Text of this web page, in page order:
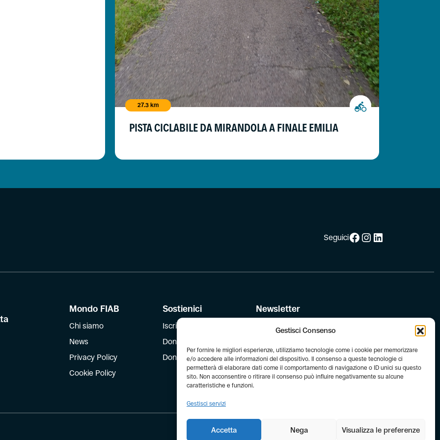
Gestisci Consenso
Per fornire le migliori esperienze, utilizziamo tecnologie come i cookie per memorizzare
e/o accedere alle informazioni del dispositivo. Il consenso a queste tecnologie ci
permetterà di elaborare dati come il comportamento di navigazione o ID unici su questo
sito. Non acconsentire o ritirare il consenso può influire negativamente su alcune
caratteristiche e funzioni.
Gestisci servizi
Accetta Nega Visualizza le preferenze
27.3 km
PISTA CICLABILE DA MIRANDOLA A FINALE EMILIA
SeguiciFacebook
Instagram
LinkedIn
Mondo FIAB
Chi siamo
News
Privacy Policy
Cookie Policy
Sostienici
Iscriviti
Dona
Dona il 5 per mille
Newsletter